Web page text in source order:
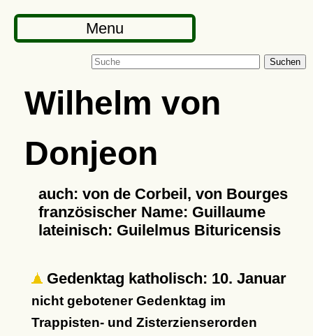
Menu
Suchen
Wilhelm von
Donjeon
auch: von de Corbeil, von Bourges
französischer Name: Guillaume
lateinisch: Guilelmus Bituricensis
Gedenktag katholisch: 10. Januar
nicht gebotener Gedenktag im
Trappisten- und Zisterzienserorden